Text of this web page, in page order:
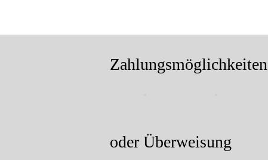
Zahlungsmöglichkeiten
oder Überweisung